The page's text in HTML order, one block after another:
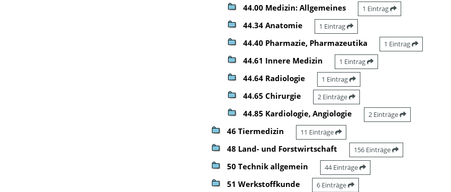
44.00 Medizin: Allgemeines 1 Eintrag
44.34 Anatomie 1 Eintrag
44.40 Pharmazie, Pharmazeutika 1 Eintrag
44.61 Innere Medizin 1 Eintrag
44.64 Radiologie 1 Eintrag
44.65 Chirurgie 2 Einträge
44.85 Kardiologie, Angiologie 2 Einträge
46 Tiermedizin 11 Einträge
48 Land- und Forstwirtschaft 156 Einträge
50 Technik allgemein 44 Einträge
51 Werkstoffkunde 6 Einträge